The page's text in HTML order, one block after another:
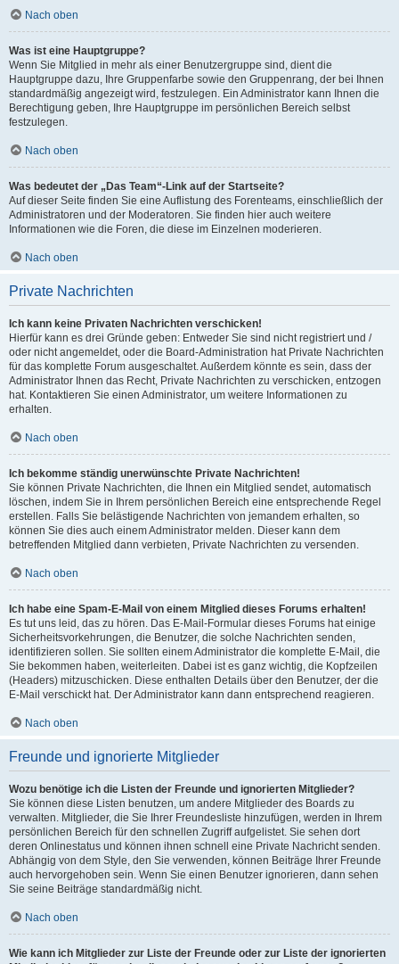
Nach oben
Was ist eine Hauptgruppe?
Wenn Sie Mitglied in mehr als einer Benutzergruppe sind, dient die
Hauptgruppe dazu, Ihre Gruppenfarbe sowie den Gruppenrang, der bei Ihnen
standardmäßig angezeigt wird, festzulegen. Ein Administrator kann Ihnen die
Berechtigung geben, Ihre Hauptgruppe im persönlichen Bereich selbst
festzulegen.
Nach oben
Was bedeutet der „Das Team“-Link auf der Startseite?
Auf dieser Seite finden Sie eine Auflistung des Forenteams, einschließlich der
Administratoren und der Moderatoren. Sie finden hier auch weitere
Informationen wie die Foren, die diese im Einzelnen moderieren.
Nach oben
Private Nachrichten
Ich kann keine Privaten Nachrichten verschicken!
Hierfür kann es drei Gründe geben: Entweder Sie sind nicht registriert und /
oder nicht angemeldet, oder die Board-Administration hat Private Nachrichten
für das komplette Forum ausgeschaltet. Außerdem könnte es sein, dass der
Administrator Ihnen das Recht, Private Nachrichten zu verschicken, entzogen
hat. Kontaktieren Sie einen Administrator, um weitere Informationen zu
erhalten.
Nach oben
Ich bekomme ständig unerwünschte Private Nachrichten!
Sie können Private Nachrichten, die Ihnen ein Mitglied sendet, automatisch
löschen, indem Sie in Ihrem persönlichen Bereich eine entsprechende Regel
erstellen. Falls Sie belästigende Nachrichten von jemandem erhalten, so
können Sie dies auch einem Administrator melden. Dieser kann dem
betreffenden Mitglied dann verbieten, Private Nachrichten zu versenden.
Nach oben
Ich habe eine Spam-E-Mail von einem Mitglied dieses Forums erhalten!
Es tut uns leid, das zu hören. Das E-Mail-Formular dieses Forums hat einige
Sicherheitsvorkehrungen, die Benutzer, die solche Nachrichten senden,
identifizieren sollen. Sie sollten einem Administrator die komplette E-Mail, die
Sie bekommen haben, weiterleiten. Dabei ist es ganz wichtig, die Kopfzeilen
(Headers) mitzuschicken. Diese enthalten Details über den Benutzer, der die
E-Mail verschickt hat. Der Administrator kann dann entsprechend reagieren.
Nach oben
Freunde und ignorierte Mitglieder
Wozu benötige ich die Listen der Freunde und ignorierten Mitglieder?
Sie können diese Listen benutzen, um andere Mitglieder des Boards zu
verwalten. Mitglieder, die Sie Ihrer Freundesliste hinzufügen, werden in Ihrem
persönlichen Bereich für den schnellen Zugriff aufgelistet. Sie sehen dort
deren Onlinestatus und können ihnen schnell eine Private Nachricht senden.
Abhängig von dem Style, den Sie verwenden, können Beiträge Ihrer Freunde
auch hervorgehoben sein. Wenn Sie einen Benutzer ignorieren, dann sehen
Sie seine Beiträge standardmäßig nicht.
Nach oben
Wie kann ich Mitglieder zur Liste der Freunde oder zur Liste der ignorierten